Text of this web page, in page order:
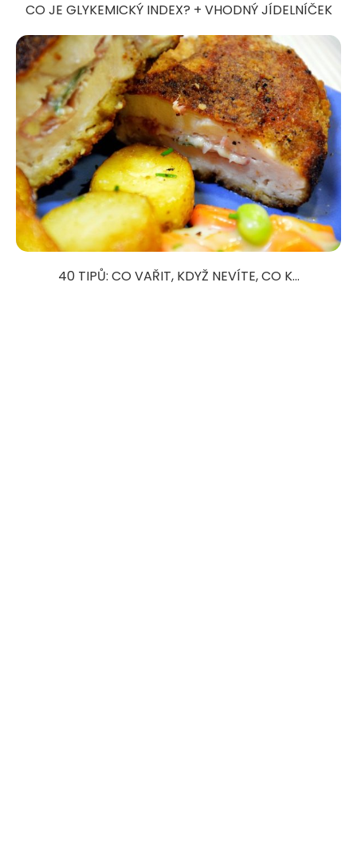
CO JE GLYKEMICKÝ INDEX? + VHODNÝ JÍDELNÍČEK
40 TIPŮ: CO VAŘIT, KDYŽ NEVÍTE, CO K...